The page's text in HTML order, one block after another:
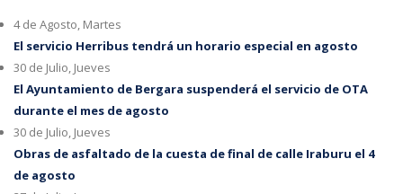
4 de Agosto, Martes
El servicio Herribus tendrá un horario especial en agosto
30 de Julio, Jueves
El Ayuntamiento de Bergara suspenderá el servicio de OTA
durante el mes de agosto
30 de Julio, Jueves
Obras de asfaltado de la cuesta de final de calle Iraburu el 4
de agosto